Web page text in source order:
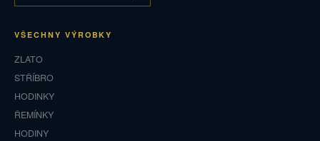
VŠECHNY VÝROBKY
ZLATO
STŘÍBRO
HODINKY
ŘEMÍNKY
HODINY